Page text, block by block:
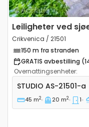
Leiligheter ved
Crikvenica / 21501
150 m fra stranden
GRATIS avbestilling
Overnattingsenheter:
Leilighet studio
STUDIO AS-21501-a
45 m2 20 m2 1